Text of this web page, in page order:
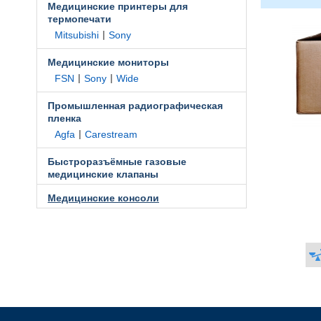
Медицинские принтеры для
термопечати
Mitsubishi | Sony
Медицинские мониторы
FSN | Sony | Wide
Промышленная радиографическая
пленка
Agfa | Carestream
Быстроразъёмные газовые
медицинские клапаны
Медицинские консоли